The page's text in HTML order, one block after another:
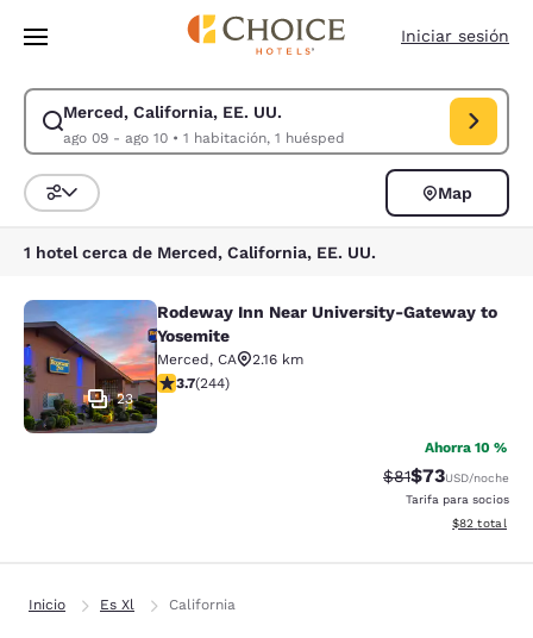
Pasar A Contenido Principal
Iniciar sesión
Merced, California, EE. UU.
ago 09 - ago 10• 1 habitación, 1 huésped
Modificar la búsqueda de Merced, California, EE. UU.. Fecha de
Ordenar y filtrar
Map
1 hotel cerca de Merced, California, EE. UU.
Rodeway Inn Near University-
23
Rodeway Inn Near University-Gateway to
Yosemite
Merced, CA
2.16 km
calificación de 3.66 estrellas. Bueno. 244 reseñas
3.7(244)
Ahorra 10 %
Precio tachado:
$81Precio con
$73USD/noche
Tarifa para socios
Ver detalles
$82 total
Inicio Es Xl California